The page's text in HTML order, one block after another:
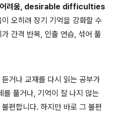
어려움, desirable difficulties
오히려 장기 기억을 강화할 수
간격 반복, 인출 연습, 섞어 풀
거나 교재를 다시 읽는 공부가
를 풀거나, 기억이 잘 나지 않는
편합니다. 하지만 바로 그 불편